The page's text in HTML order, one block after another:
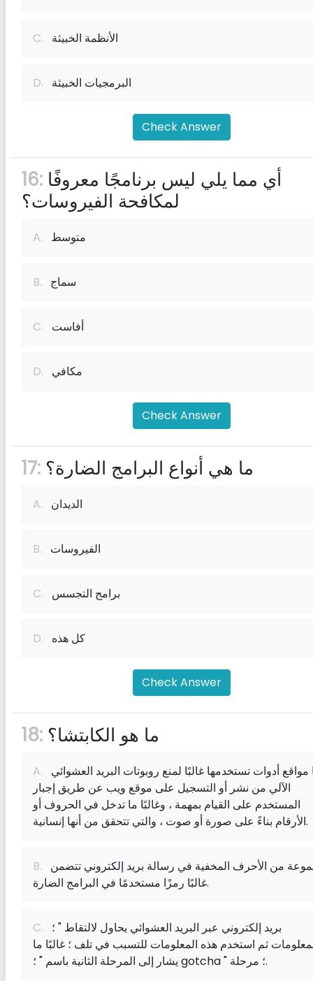
C. الأنظمة الخبيثة
D. البرمجيات الخبيثة
Check Answer
16:
لمكافحة الفيروسات؟
A. متوسط
B. سماج
C. أفاست
D. مكافي
Check Answer
17: ما هي أنواع البرامج الضارة؟
A. الديدان
B. الفيروسات
C. برامج التجسس
D. كل هذه
Check Answer
18: ما هو الكابتشا؟
A.
الآلي من نشر أو التسجيل على موقع ويب عن طريق إجبار
المستخدم على القيام بمهمة ، وغالبًا ما تدخل في الحروف أو
الأرقام بناءً على صورة أو صوت ، والتي تتحقق من أنها إنسانية.
B.
غالبًا رمزًا مستخدمًا في البرامج الضارة.
C.
ثم استخدم هذه المعلومات للتسبب في تلف ؛ غالبًا ما
يشار إلى المرحلة الثانية باسم " ؛ gotcha " ؛ مرحلة.